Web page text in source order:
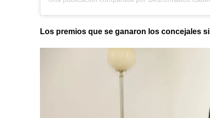
Los premios que se ganaron los concejales